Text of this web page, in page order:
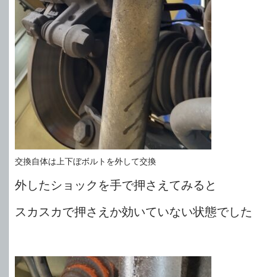
交換自体は上下ぼボルトを外して交換
外したショックを手で押さえてみると
スカスカで押さえか効いていない状態でした